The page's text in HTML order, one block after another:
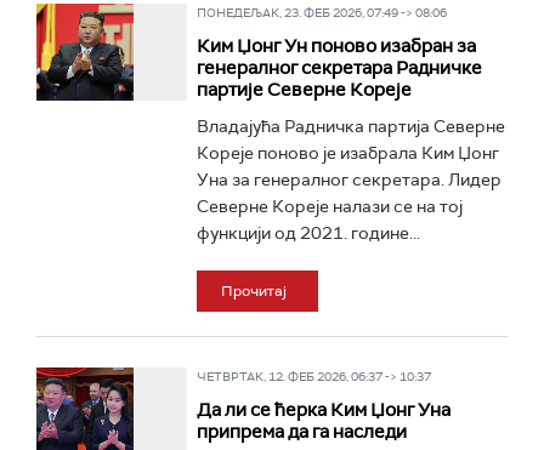
ПОНЕДЕЉАК, 23. ФЕБ 2026, 07:49 -> 08:06
Ким Џонг Ун поново изабран за
генералног секретара Радничке
партије Северне Кореје
Владајућа Радничка партија Северне
Кореје поново је изабрала Ким Џонг
Уна за генералног секретара. Лидер
Северне Кореје налази се на тој
функцији од 2021. године...
Прочитај
ЧЕТВРТАК, 12. ФЕБ 2026, 06:37 -> 10:37
Да ли се ћерка Ким Џонг Уна
припрема да га наследи